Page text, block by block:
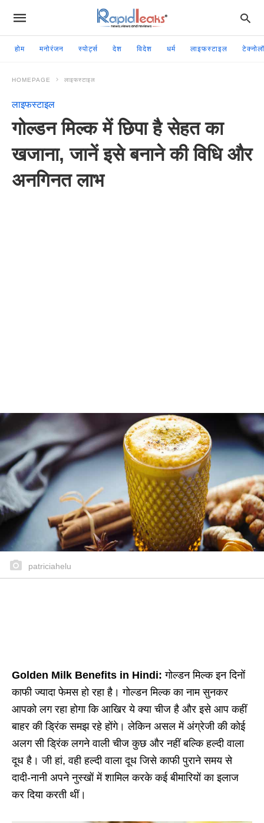
होम मनोरंजन स्पोर्ट्स देश विदेश धर्म लाइफस्टाइल
HOMEPAGE लाइफस्टाइल
लाइफस्टाइल
गोल्डन मिल्क में छिपा है सेहत का
खजाना, जानें इसे बनाने की विधि और
अनगिनत लाभ
patriciahelu
Golden Milk Benefits in Hindi: गोल्डन मिल्क इन दिनों
काफी ज्यादा फेमस हो रहा है। गोल्डन मिल्क का नाम सुनकर
आपको लग रहा होगा कि आखिर ये क्या चीज है और इसे आप कहीं
बाहर की ड्रिंक समझ रहे होंगे। लेकिन असल में अंग्रेजी की कोई
अलग सी ड्रिंक लगने वाली चीज कुछ और नहीं बल्कि हल्दी वाला
दूध है। जी हां, वही हल्दी वाला दूध जिसे काफी पुराने समय से
दादी-नानी अपने नुस्खों में शामिल करके कई बीमारियों का इलाज
कर दिया करती थीं।